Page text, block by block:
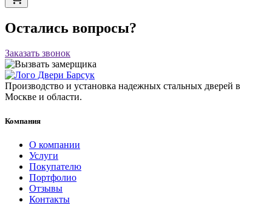
Остались вопросы?
Заказать звонок
Производство и установка надежных стальных дверей в
Москве и области.
Компания
О компании
Услуги
Покупателю
Портфолио
Отзывы
Контакты